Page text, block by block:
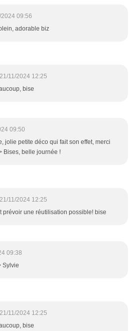
09:56
adorable biz
21/11/2024 12:25
bise
09:50
jolie petite déco qui fait son effet, merci
Bises, belle journée !
21/11/2024 12:25
prévoir une réutilisation possible! bise
09:38
Sylvie
21/11/2024 12:25
bise